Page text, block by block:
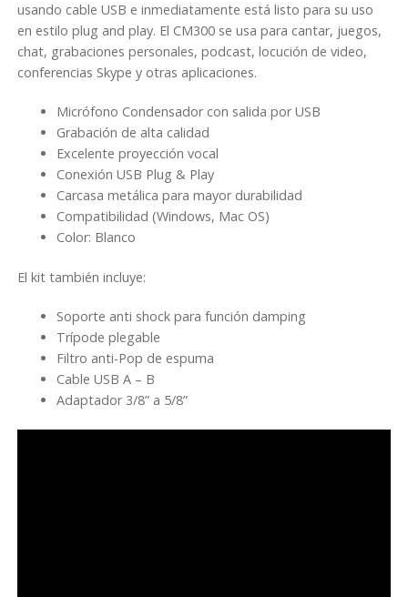
usando cable USB e inmediatamente está listo para su uso
en estilo plug and play. El CM300 se usa para cantar, juegos,
chat, grabaciones personales, podcast, locución de video,
conferencias Skype y otras aplicaciones.
Micrófono Condensador con salida por USB
Grabación de alta calidad
Excelente proyección vocal
Conexión USB Plug & Play
Carcasa metálica para mayor durabilidad
Compatibilidad (Windows, Mac OS)
Color: Blanco
El kit también incluye:
Soporte anti shock para función damping
Trípode plegable
Filtro anti-Pop de espuma
Cable USB A – B
Adaptador 3/8” a 5/8”